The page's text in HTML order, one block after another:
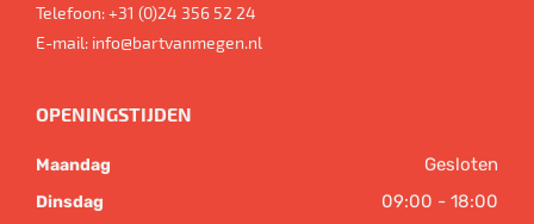
Telefoon:+31 (0)24 356 52 24
E-mail: info@bartvanmegen.nl
OPENINGSTIJDEN
Maandag Gesloten
Dinsdag 09:00 - 18:00